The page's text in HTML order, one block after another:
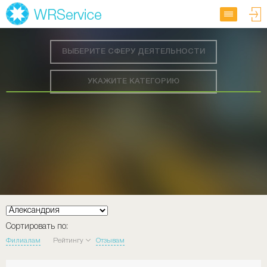
ВЫБЕРИТЕ СФЕРУ ДЕЯТЕЛЬНОСТИ
УКАЖИТЕ КАТЕГОРИЮ
Сортировать по:
Филиалам Рейтингу Отзывам